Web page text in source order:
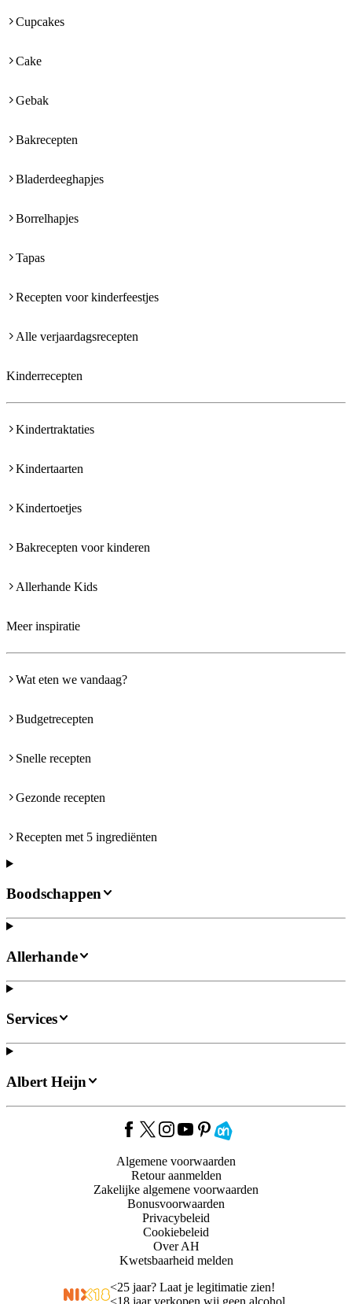
Cupcakes
Cake
Gebak
Bakrecepten
Bladerdeeghapjes
Borrelhapjes
Tapas
Recepten voor kinderfeestjes
Alle verjaardagsrecepten
Kinderrecepten
Kindertraktaties
Kindertaarten
Kindertoetjes
Bakrecepten voor kinderen
Allerhande Kids
Meer inspiratie
Wat eten we vandaag?
Budgetrecepten
Snelle recepten
Gezonde recepten
Recepten met 5 ingrediënten
Boodschappen
Allerhande
Services
Albert Heijn
Algemene voorwaarden
Retour aanmelden
Zakelijke algemene voorwaarden
Bonusvoorwaarden
Privacybeleid
Cookiebeleid
Over AH
Kwetsbaarheid melden
<25 jaar? Laat je legitimatie zien!
<18 jaar verkopen wij geen alcohol.